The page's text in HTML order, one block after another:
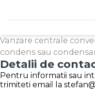
Vanzare centrale
condens sau
Detalii de
Pentru informatii sau
trimiteti email la